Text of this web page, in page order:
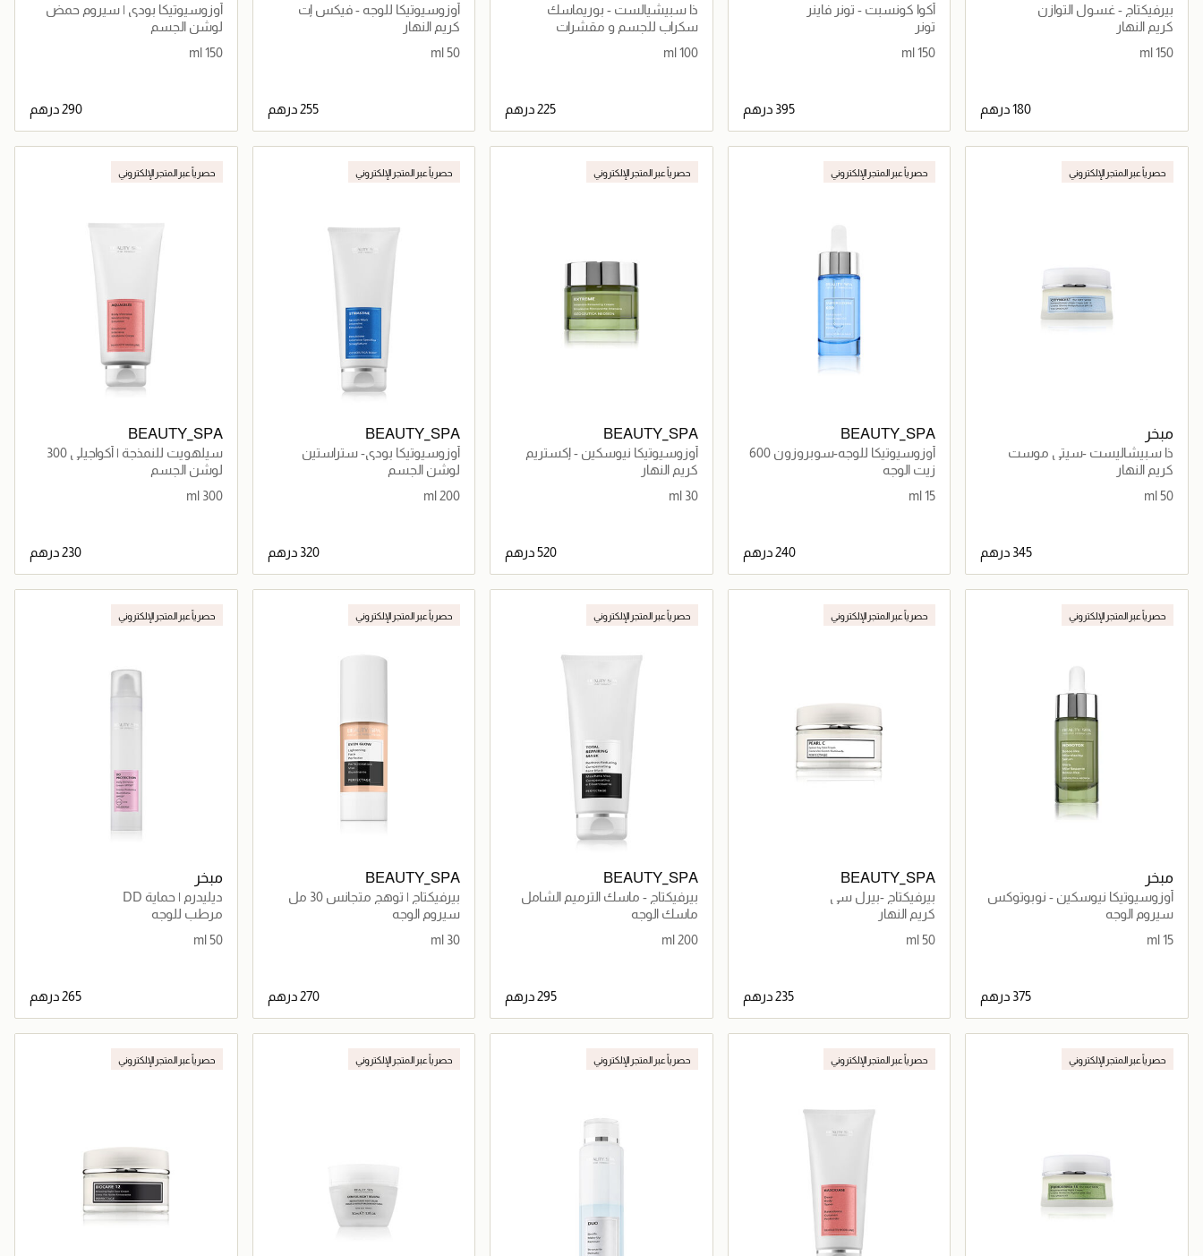
بيرفيكتاج - غسول التوازن
كريم النهار
150 ml
جاري تحميل التفاصيل
أكوا كونسبت - تونر فاينر
تونر
150 ml
⁦395⁩ درهم
جاري تحميل التفاصيل
ذا سبيشيالست - بوريماسك
سكراب للجسم و مقشرات
100 ml
جاري تحميل التفاصيل
أوزوسيوتيكا للوجه - فيكس إت
كريم النهار
50 ml
⁦255⁩ درهم
جاري تحميل التفاصيل
أوزوسيوتيكا بودي | سيروم حمض
رينوفا 150 مل
لوشن الجسم
150 ml
جاري تحميل التفاصيل
حصرياً عبر المتجر الإلكتروني
مبخر
ذا سبيشاليست -سيتي موست
كريم النهار
50 ml
جاري تحميل التفاصيل
حصرياً عبر المتجر الإلكتروني
BEAUTY_SPA
أوزوسيوتيكا للوجه-سوبروزون 600
زيت الوجه
15 ml
⁦240⁩ درهم
جاري تحميل التفاصيل
حصرياً عبر المتجر الإلكتروني
BEAUTY_SPA
أوزوسيوتيكا نيوسكين - إكستريم
كريم النهار
30 ml
جاري تحميل التفاصيل
حصرياً عبر المتجر الإلكتروني
BEAUTY_SPA
أوزوسيوتيكا بودي- ستراستين
لوشن الجسم
200 ml
⁦320⁩ درهم
جاري تحميل التفاصيل
حصرياً عبر المتجر الإلكتروني
BEAUTY_SPA
سيلهويت للنمذجة | أكواجيلي 300
مل
لوشن الجسم
300 ml
جاري تحميل التفاصيل
حصرياً عبر المتجر الإلكتروني
مبخر
أوزوسيوتيكا نيوسكين - نوبوتوكس
سيروم الوجه
15 ml
جاري تحميل التفاصيل
حصرياً عبر المتجر الإلكتروني
BEAUTY_SPA
بيرفيكتاج -بيرل سي
كريم النهار
50 ml
⁦235⁩ درهم
جاري تحميل التفاصيل
حصرياً عبر المتجر الإلكتروني
BEAUTY_SPA
بيرفيكتاج - ماسك الترميم الشامل
ماسك الوجه
200 ml
جاري تحميل التفاصيل
حصرياً عبر المتجر الإلكتروني
BEAUTY_SPA
بيرفيكتاج | توهج متجانس 30 مل
سيروم الوجه
30 ml
⁦270⁩ درهم
جاري تحميل التفاصيل
حصرياً عبر المتجر الإلكتروني
مبخر
ديليدرم | حماية DD
مرطب للوجه
50 ml
جاري تحميل التفاصيل
حصرياً عبر المتجر الإلكتروني حصرياً عبر المتجر الإلكتروني حصرياً عبر المتجر الإلكتروني حصرياً عبر المتجر الإلكتروني حصرياً عبر المتجر الإلكتروني